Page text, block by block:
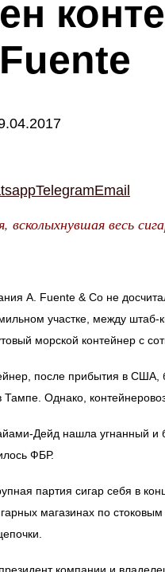
TelegramEmail
всколыхнувшая весь
A. Fuente & Co не
участке, между
морской контейнер с
после прибытия в США,
Однако,
Дейд нашла угнанный и
ФБР.
партия сигар себя в
магазинах по